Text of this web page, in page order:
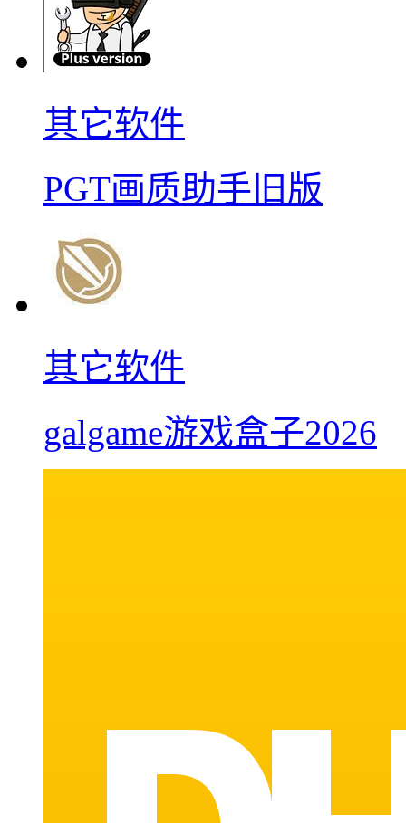
其它软件
PGT画质助手旧版
其它软件
galgame游戏盒子2026